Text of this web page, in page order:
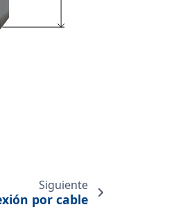
Siguiente
por cable